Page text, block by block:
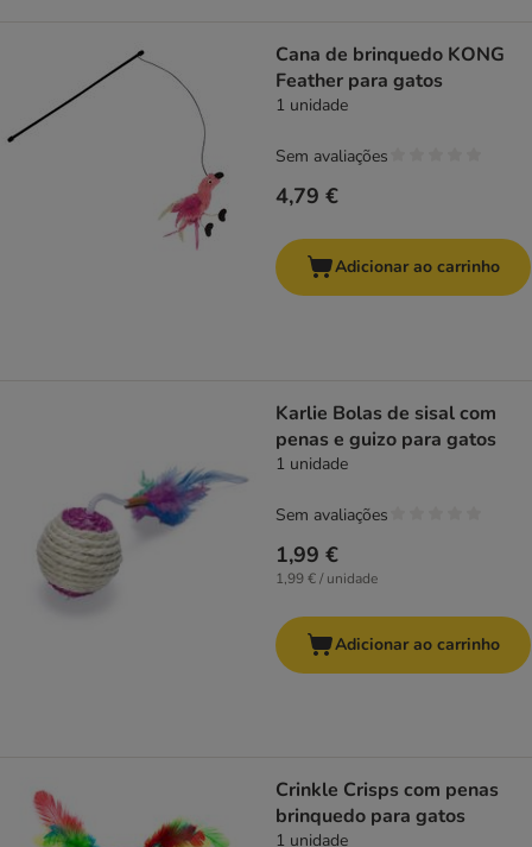
Cana de brinquedo KONG
Feather para gatos
1 unidade
4,79 €
Sem avaliações
Adicionar ao carrinho
Karlie Bolas de sisal com
penas e guizo para gatos
1 unidade
1,99 €
1,99 € / unidade
Sem avaliações
Adicionar ao carrinho
Crinkle Crisps com penas
brinquedo para gatos
1 unidade